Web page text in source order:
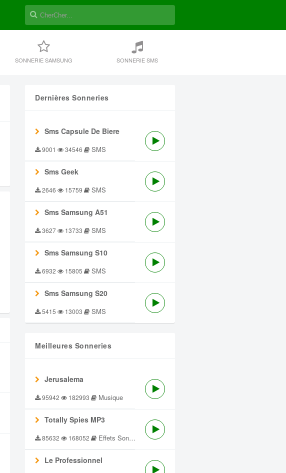
SONNERIE SAMSUNG SONNERIE SMS
Dernières Sonneries
Sms Capsule De Biere
9001 34546 SMS
Sms Geek
2646 15759 SMS
Sms Samsung A51
3627 13733 SMS
Sms Samsung S10
6932 15805 SMS
Sms Samsung S20
5415 13003 SMS
Meilleures Sonneries
Jerusalema
95942 182993 Musique
Totally Spies MP3
85632 168052 Effets Sonores
Le Professionnel